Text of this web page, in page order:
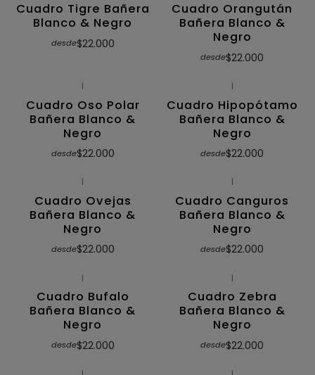
Cuadro Tigre Bañera
Blanco & Negro
desde$22.000
Cuadro Orangután
Bañera Blanco &
Negro
desde$22.000
|
Cuadro Oso Polar
Bañera Blanco &
Negro
desde$22.000
|
Cuadro Hipopótamo
Bañera Blanco &
Negro
desde$22.000
|
Cuadro Ovejas
Bañera Blanco &
Negro
desde$22.000
|
Cuadro Canguros
Bañera Blanco &
Negro
desde$22.000
|
Cuadro Bufalo
Bañera Blanco &
Negro
desde$22.000
|
Cuadro Zebra
Bañera Blanco &
Negro
desde$22.000